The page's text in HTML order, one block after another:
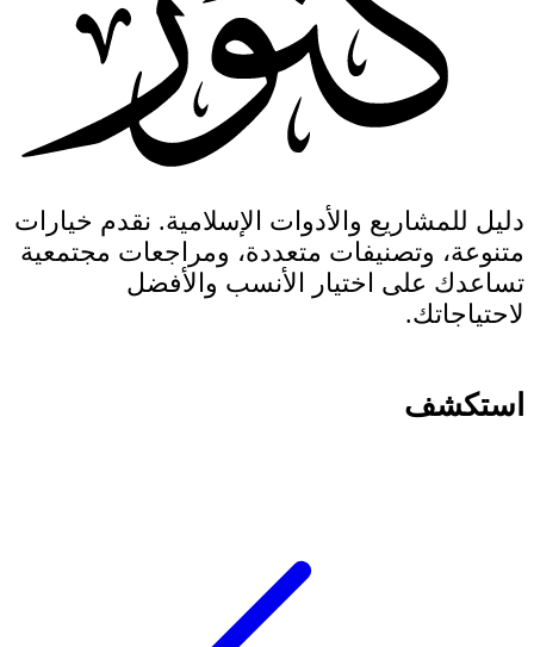
دليل للمشاريع والأدوات الإسلامية. نقدم خيارات
متنوعة، وتصنيفات متعددة، ومراجعات مجتمعية
تساعدك على اختيار الأنسب والأفضل
لاحتياجاتك.
استكشف